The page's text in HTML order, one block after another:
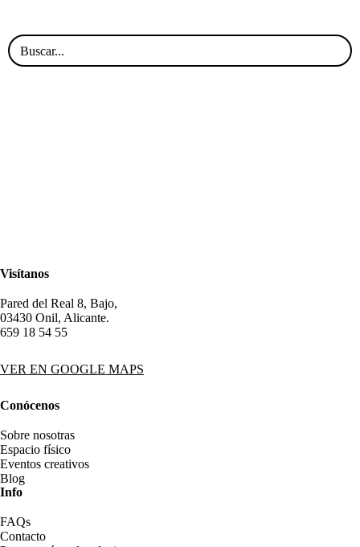
Visítanos
Pared del Real 8, Bajo,
03430 Onil, Alicante.
659 18 54 55
VER EN GOOGLE MAPS
Conócenos
Sobre nosotras
Espacio físico
Eventos creativos
Blog
Info
FAQs
Contacto